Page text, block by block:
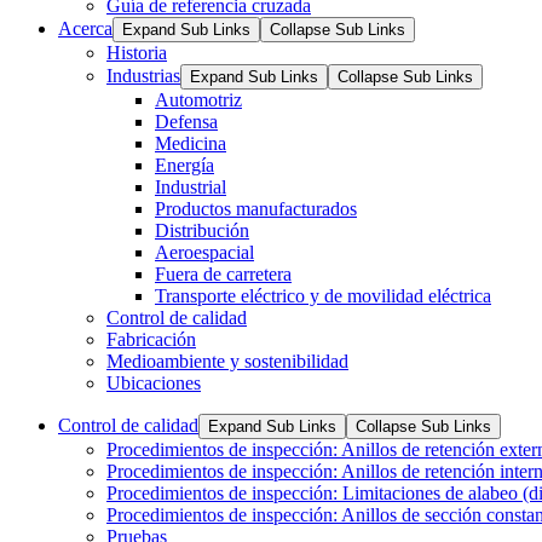
Guía de referencia cruzada
Acerca
Expand Sub Links Collapse Sub Links
Historia
Industrias
Expand Sub Links Collapse Sub Links
Automotriz
Defensa
Medicina
Energía
Industrial
Productos manufacturados
Distribución
Aeroespacial
Fuera de carretera
Transporte eléctrico y de movilidad eléctrica
Control de calidad
Fabricación
Medioambiente y sostenibilidad
Ubicaciones
Control de calidad Expand Sub Links Collapse Sub Links
Procedimientos de inspección: Anillos de retención
Procedimientos de inspección: Anillos de retención
Procedimientos de inspección: Limitaciones de alabeo
Procedimientos de inspección: Anillos de sección
Pruebas